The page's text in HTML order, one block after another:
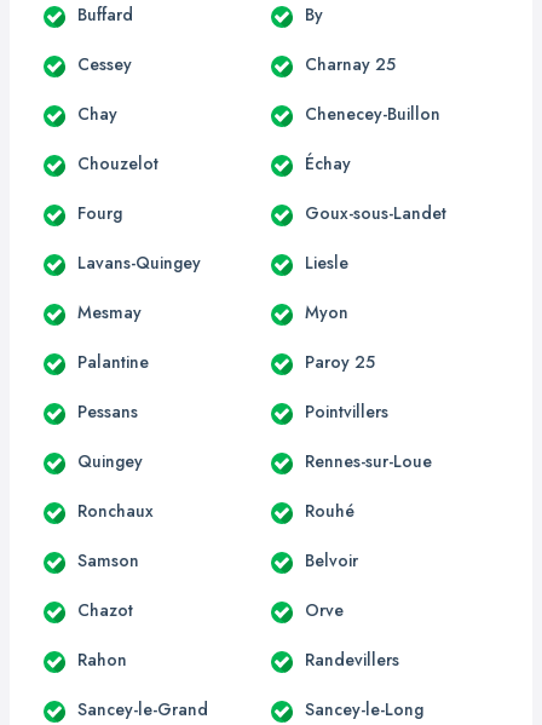
Buffard By
Cessey Charnay 25
Chay Chenecey-Buillon
Chouzelot Échay
Fourg Goux-sous-Landet
Lavans-Quingey Liesle
Mesmay Myon
Palantine Paroy 25
Pessans Pointvillers
Quingey Rennes-sur-Loue
Ronchaux Rouhé
Samson Belvoir
Chazot Orve
Rahon Randevillers
Sancey-le-Grand Sancey-le-Long